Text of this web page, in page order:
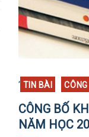
,
TIN BÀI
CÔNG BỐ
NĂM HỌC